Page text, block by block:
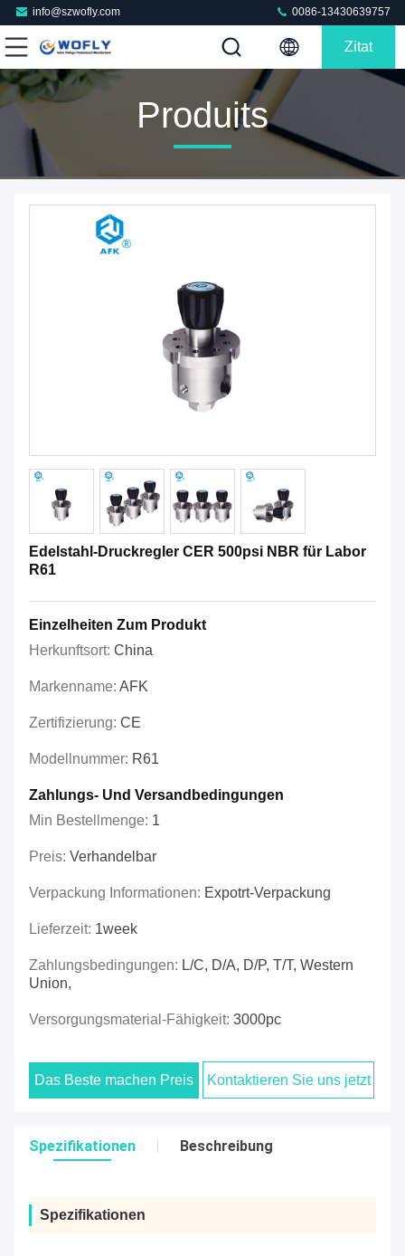
info@szwofly.com 0086-13430639757
Zitat
Produits
Edelstahl-Druckregler CER 500psi NBR für Labor
R61
Einzelheiten Zum Produkt
Herkunftsort: China
Markenname: AFK
Zertifizierung: CE
Modellnummer: R61
Zahlungs- Und Versandbedingungen
Min Bestellmenge: 1
Preis: Verhandelbar
Verpackung Informationen: Expotrt-Verpackung
Lieferzeit: 1week
Zahlungsbedingungen: L/C, D/A, D/P, T/T, Western
Union,
Versorgungsmaterial-Fähigkeit: 3000pc
Das Beste machen Preis Kontaktieren Sie uns jetzt
Spezifikationen Beschreibung
Spezifikationen